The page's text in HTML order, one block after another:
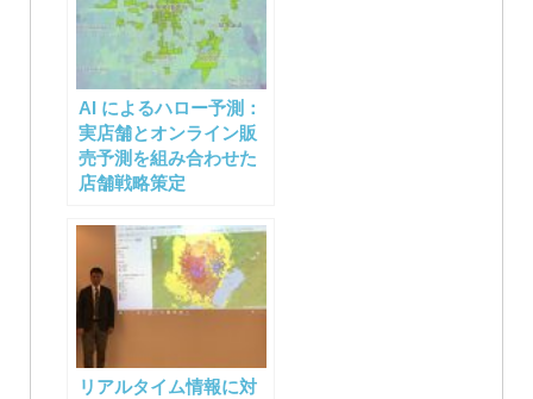
AI によるハロー予測：
実店舗とオンライン販
売予測を組み合わせた
店舗戦略策定
リアルタイム情報に対